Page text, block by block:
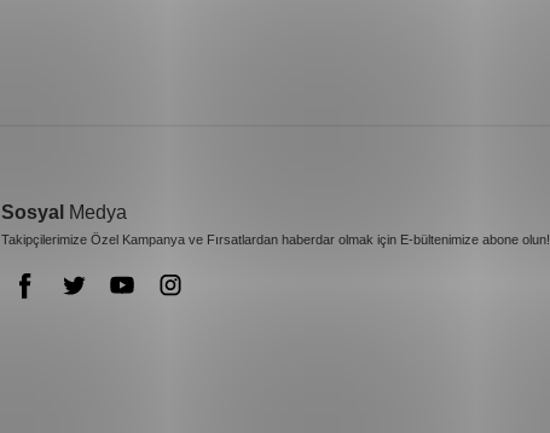
Sosyal Medya
Takipçilerimize Özel Kampanya ve Fırsatlardan haberdar olmak için E-bültenimize abone olun!